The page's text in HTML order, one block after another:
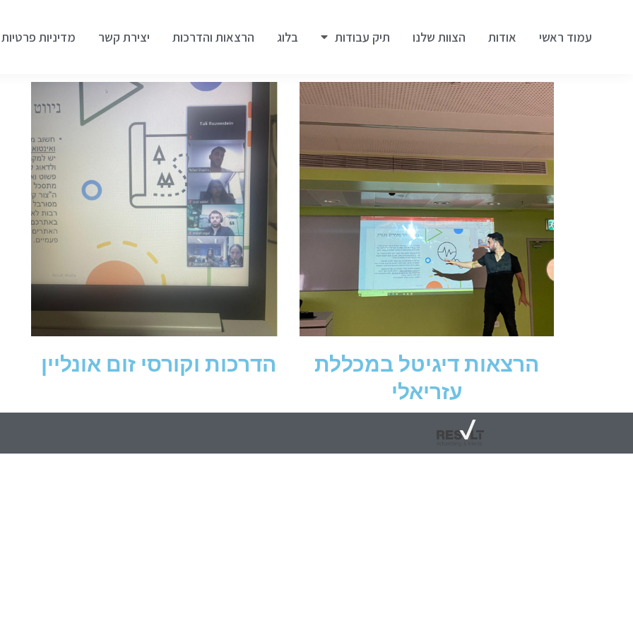
עמוד ראשי אודות הצוות שלנו תיק עבודות בלוג הרצאות והדרכות יצירת קשר מדיניות פרטיות
הרצאות דיגיטל במכללת
עזריאלי
הדרכות וקורסי זום אונליין